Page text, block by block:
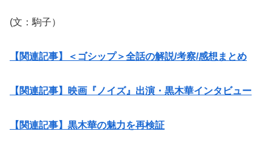
(文：駒子）
【関連記事】＜ゴシップ＞全話の解説/考察/感想まとめ
【関連記事】映画『ノイズ』出演・黒木華インタビュー
【関連記事】黒木華の魅力を再検証